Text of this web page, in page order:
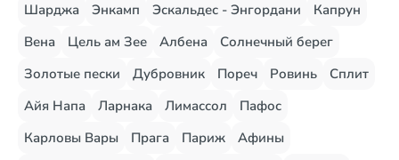
Шарджа
Энкамп Эскальдес - Энгордани
Капрун
Вена
Цель ам Зее Албена
Солнечный берег
Золотые пески
Дубровник Пореч Ровинь
Сплит
Айя Напа
Ларнака Лимассол
Пафос
Карловы Вары
Прага Париж
Афины